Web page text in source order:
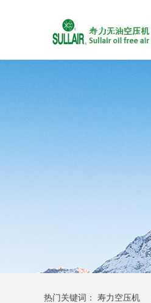
热门关键词： 寿力空压机